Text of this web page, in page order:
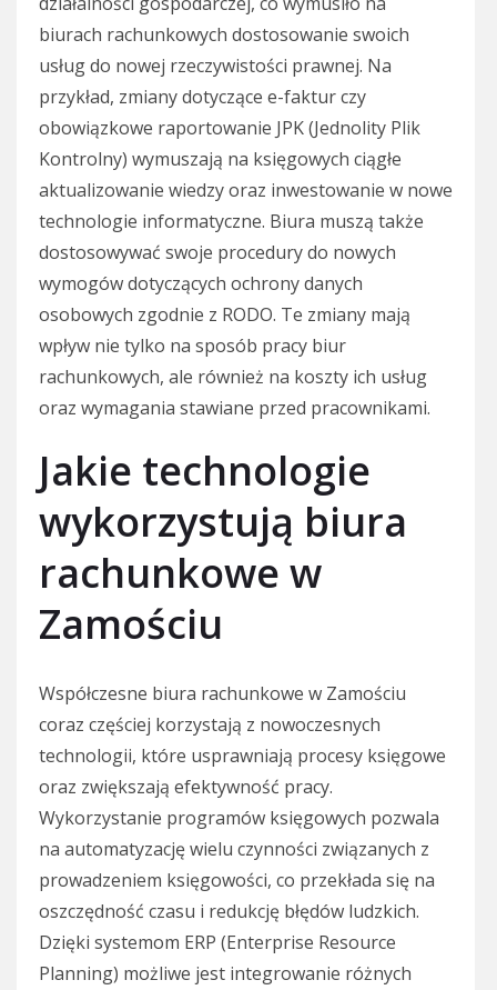
biurach rachunkowych dostosowanie swoich
usług do nowej rzeczywistości prawnej. Na
przykład, zmiany dotyczące e-faktur czy
obowiązkowe raportowanie JPK (Jednolity Plik
Kontrolny) wymuszają na księgowych ciągłe
aktualizowanie wiedzy oraz inwestowanie w nowe
technologie informatyczne. Biura muszą także
dostosowywać swoje procedury do nowych
wymogów dotyczących ochrony danych
osobowych zgodnie z RODO. Te zmiany mają
wpływ nie tylko na sposób pracy biur
rachunkowych, ale również na koszty ich usług
oraz wymagania stawiane przed pracownikami.
Jakie technologie
wykorzystują biura
rachunkowe w
Zamościu
Współczesne biura rachunkowe w Zamościu
coraz częściej korzystają z nowoczesnych
technologii, które usprawniają procesy księgowe
oraz zwiększają efektywność pracy.
Wykorzystanie programów księgowych pozwala
na automatyzację wielu czynności związanych z
prowadzeniem księgowości, co przekłada się na
oszczędność czasu i redukcję błędów ludzkich.
Dzięki systemom ERP (Enterprise Resource
Planning) możliwe jest integrowanie różnych